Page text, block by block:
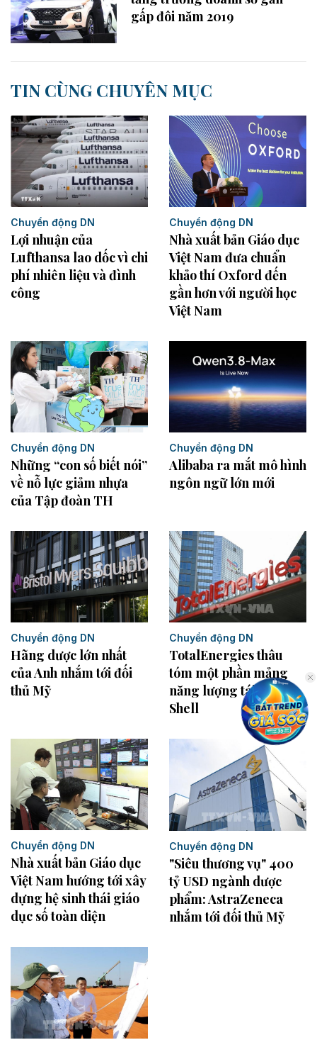
gấp đôi năm 2019
TIN CÙNG CHUYÊN MỤC
Chuyển động DN
Lợi nhuận của
Lufthansa lao dốc vì chi
phí nhiên liệu và đình
công
Chuyển động DN
Nhà xuất bản Giáo dục
Việt Nam đưa chuẩn
khảo thí Oxford đến
gần hơn với người học
Việt Nam
Chuyển động DN
Những “con số biết nói”
về nỗ lực giảm nhựa
của Tập đoàn TH
Chuyển động DN
Alibaba ra mắt mô hình
ngôn ngữ lớn mới
Chuyển động DN
Hãng dược lớn nhất
của Anh nhắm tới đối
thủ Mỹ
Chuyển động DN
TotalEnergies thâu
tóm một phần mảng
năng lượng tái tạo của
Shell
Chuyển động DN
Nhà xuất bản Giáo dục
Việt Nam hướng tới xây
dựng hệ sinh thái giáo
dục số toàn diện
Chuyển động DN
"Siêu thương vụ" 400
tỷ USD ngành dược
phẩm: AstraZeneca
nhắm tới đối thủ Mỹ